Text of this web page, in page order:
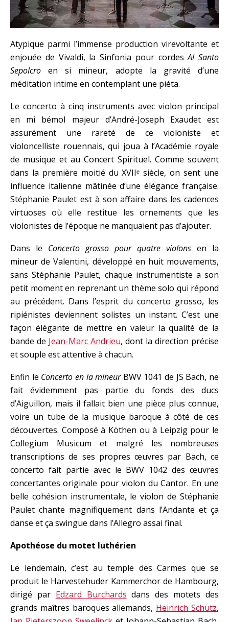
Atypique parmi l’immense production virevoltante et
enjouée de Vivaldi, la Sinfonia pour cordesAl Santo
Sepolcro en si mineur, adopte la gravité d’une
méditation intime en contemplant une piéta.
Le concerto à cinq instruments avec violon principal
en mi bémol majeur d’André-Joseph Exaudet est
assurément une rareté de ce violoniste et
violoncelliste rouennais, qui joua à l’Académie royale
de musique et au Concert Spirituel. Comme souvent
dans la première moitié du XVIIᵉ siècle, on sent une
influence italienne mâtinée d’une élégance française.
Stéphanie Paulet est à son affaire dans les cadences
virtuoses où elle restitue les ornements que les
violonistes de l’époque ne manquaient pas d’ajouter.
Dans le Concerto grosso pour quatre violons en la
mineur de Valentini, développé en huit mouvements,
sans Stéphanie Paulet, chaque instrumentiste a son
petit moment en reprenant un thème solo qui répond
au précédent. Dans l’esprit du concerto grosso, les
ripiénistes deviennent solistes un instant. C’est une
façon élégante de mettre en valeur la qualité de la
bande de Jean-Marc Andrieu, dont la direction précise
et souple est attentive à chacun.
Enfin le Concerto en la mineurBWV 1041 de JS Bach, ne
fait évidemment pas partie du fonds des ducs
d’Aiguillon, mais il fallait bien une pièce plus connue,
voire un tube de la musique baroque à côté de ces
découvertes. Composé à Köthen ou à Leipzig pour le
Collegium Musicum et malgré les nombreuses
transcriptions de ses propres œuvres par Bach, ce
concerto fait partie avec le BWV 1042 des œuvres
concertantes originale pour violon du Cantor. En une
belle cohésion instrumentale, le violon de Stéphanie
Paulet chante magnifiquement dans l’Andante et ça
danse et ça swingue dans l’Allegro assai final.
Apothéose du motet luthérien
Le lendemain, c’est au temple des Carmes que se
produit le Harvestehuder Kammerchor de Hambourg,
dirigé par Edzard Burchards dans des motets des
grands maîtres baroques allemands, Heinrich Schütz,